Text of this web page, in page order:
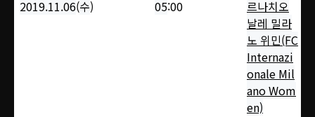
2019.11.06(수) 05:00
르나치오
날레 밀라
노 위민(FC
Internazi
onale Mil
ano Wom
en)